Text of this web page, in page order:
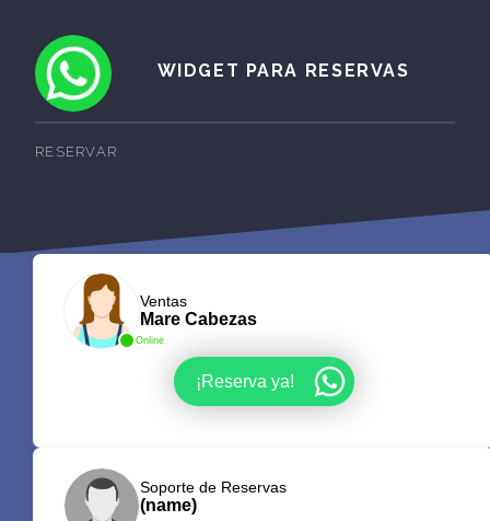
WIDGET PARA RESERVAS
RESERVAR
Online
Ventas
Mare Cabezas
¡Reserva ya!
Soporte de Reservas
(name)